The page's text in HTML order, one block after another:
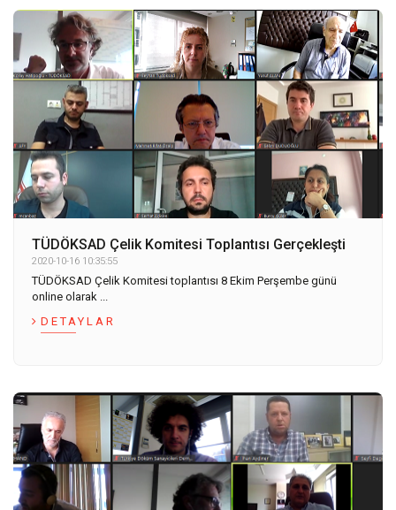
TÜDÖKSAD Çelik Komitesi Toplantısı Gerçekleşti
2020-10-16 10:35:55
TÜDÖKSAD Çelik Komitesi toplantısı 8 Ekim Perşembe günü
online olarak ...
DETAYLAR